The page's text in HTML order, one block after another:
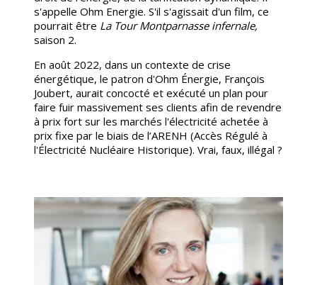
s'appelle Ohm Energie. S'il s'agissait d'un film, ce
pourrait être La Tour Montparnasse infernale,
saison 2.
En août 2022, dans un contexte de crise
énergétique, le patron d'Ohm Énergie, François
Joubert, aurait concocté et exécuté un plan pour
faire fuir massivement ses clients afin de revendre
à prix fort sur les marchés l'électricité achetée à
prix fixe par le biais de l’ARENH (Accès Régulé à
l'Électricité Nucléaire Historique). Vrai, faux, illégal ?